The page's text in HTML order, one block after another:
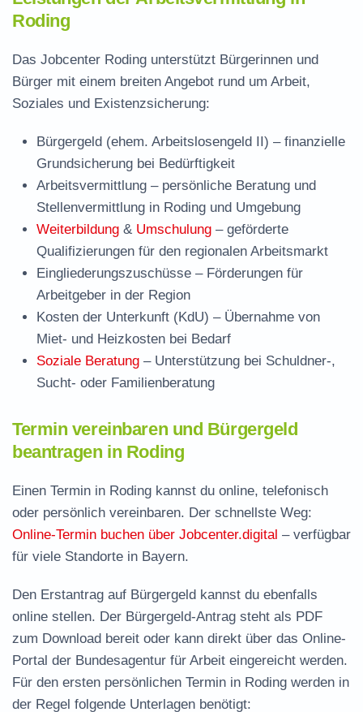
Roding
Das Jobcenter Roding unterstützt Bürgerinnen und
Bürger mit einem breiten Angebot rund um Arbeit,
Soziales und Existenzsicherung:
Bürgergeld (ehem. Arbeitslosengeld II) – finanzielle
Grundsicherung bei Bedürftigkeit
Arbeitsvermittlung – persönliche Beratung und
Stellenvermittlung in Roding und Umgebung
Weiterbildung & Umschulung – geförderte
Qualifizierungen für den regionalen Arbeitsmarkt
Eingliederungszuschüsse – Förderungen für
Arbeitgeber in der Region
Kosten der Unterkunft (KdU) – Übernahme von
Miet- und Heizkosten bei Bedarf
Soziale Beratung – Unterstützung bei Schuldner-,
Sucht- oder Familienberatung
Termin vereinbaren und Bürgergeld
beantragen in Roding
Einen Termin in Roding kannst du online, telefonisch
oder persönlich vereinbaren. Der schnellste Weg:
Online-Termin buchen über Jobcenter.digital – verfügbar
für viele Standorte in Bayern.
Den Erstantrag auf Bürgergeld kannst du ebenfalls
online stellen. Der Bürgergeld-Antrag steht als PDF
zum Download bereit oder kann direkt über das Online-
Portal der Bundesagentur für Arbeit eingereicht werden.
Für den ersten persönlichen Termin in Roding werden in
der Regel folgende Unterlagen benötigt: